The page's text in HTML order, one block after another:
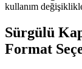
kullanım
Sürgülü
Format